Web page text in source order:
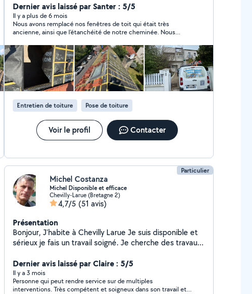
intervenons rapidement pour assurer le bon état et
l'étanchéité de votre toiture. Nous pouvons intervenir
en urgence (24h/7j). Nous entretenons votre toiture,
nous effectuons des réparations et des travaux de
rénovation. Nous intervenons sur tous les types de
toiture : toiture en zinc, toiture en ardoise, toiture en
tuiles. Nous intervenons également sur les toitures en
shingle et les toitures en bac acier. Contactez-nous
pour obtenir un devis gratuit Nous avons un second
Site dans le 91, dans l'Essonne
Dernier avis laissé par Santer : 5/5
Il y a plus de 6 mois
Nous avons remplacé nos fenêtres de toit qui était très
ancienne, ainsi que l’étanchéité de notre cheminée. Nous
recommandons.
Entretien de toiture Pose de toiture
Voir le profil Contacter
Particulier
Michel Costanza
Michel Disponible et efficace
Chevilly-Larue (Bretagne 2)
4,7/5 (51 avis)
Présentation
Bonjour, J'habite à Chevilly Larue Je suis disponible et
sérieux je fais un travail soigné. Je cherche des travaux
meubles, pose d'étagères, jardinage etc... N'hésitez
pas à me contacter : tél : 06-86-06-06-02
Cordialement
Dernier avis laissé par Claire : 5/5
Il y a 3 mois
Personne qui peut rendre service sur de multiples
interventions. Très compétent et soigneux dans son travail et